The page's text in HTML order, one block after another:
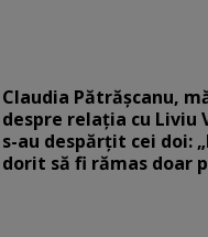
Claudia Pătrășcanu,
despre relația cu Liviu
s-au despărțit cei doi:
dorit să fi rămas doar